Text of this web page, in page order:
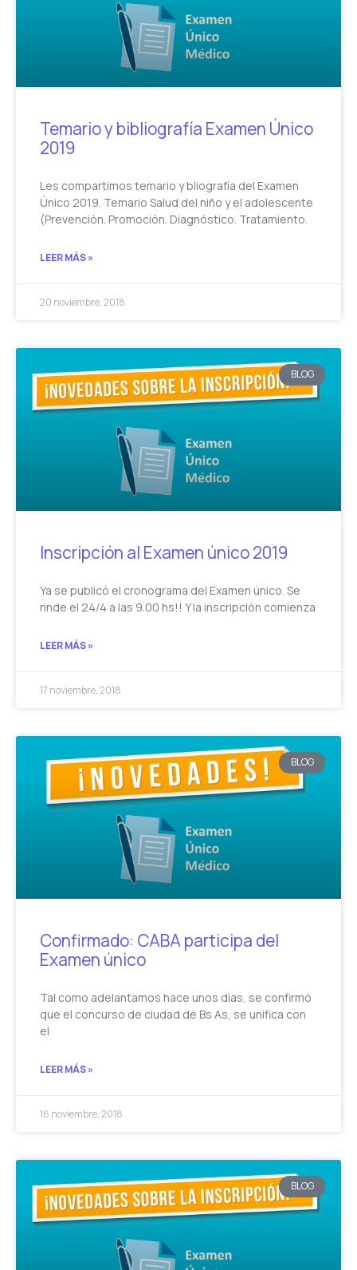
Temario y bibliografía Examen Único
2019
Les compartimos temario y bliografía del Examen
Único 2019. Temario Salud del niño y el adolescente
(Prevención. Promoción. Diagnóstico. Tratamiento.
LEER MÁS »
20 noviembre, 2018
BLOG
Inscripción al Examen único 2019
Ya se publicó el cronograma del Examen único. Se
rinde el 24/4 a las 9.00 hs!! Y la inscripción comienza
LEER MÁS »
17 noviembre, 2018
BLOG
Confirmado: CABA participa del
Examen único
Tal como adelantamos hace unos días, se confirmó
que el concurso de ciudad de Bs As, se unifica con
el
LEER MÁS »
16 noviembre, 2018
BLOG